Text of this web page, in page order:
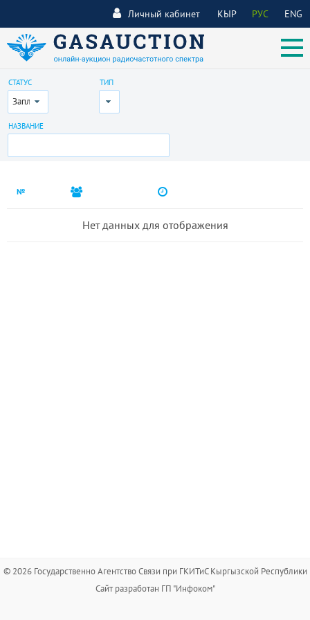
КЫР РУС ENG
Личный кабинет
СТАТУС
Запланирован
ТИП
Все
НАЗВАНИЕ
№
Нет данных для отображения
© 2026 Государственно Агентство Связи при ГКИТиС Кыргызской Республики
Сайт разработан ГП "Инфоком"